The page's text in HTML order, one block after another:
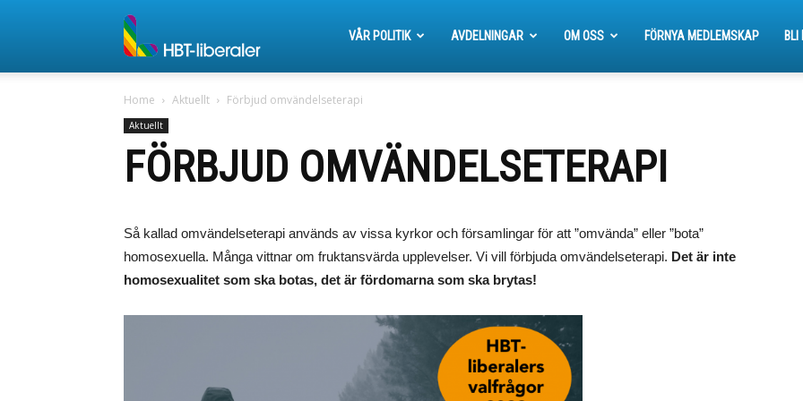
liberaler
VÅR POLITIK AVDELNINGAR OM OSS FÖRNYA MEDLEMSKAP BLI
Home Aktuellt Förbjud omvändelseterapi
Aktuellt
FÖRBJUD OMVÄNDELSETERAPI
Så kallad omvändelseterapi används av vissa kyrkor och församlingar för att ”omvända” eller ”bota”
homosexuella. Många vittnar om fruktansvärda upplevelser. Vi vill förbjuda omvändelseterapi. Det är inte
homosexualitet som ska botas, det är fördomarna som ska brytas!